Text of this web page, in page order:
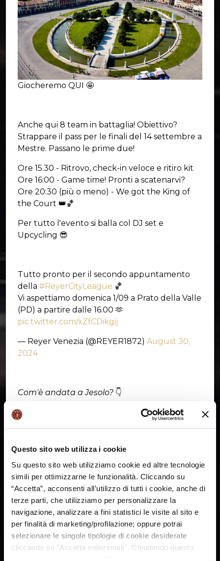
Questo sito web utilizza i cookie
Su questo sito web utilizziamo cookie ed altre tecnologie
simili per ottimizzarne le funzionalità. Cliccando su
“Accetta”, acconsenti all’utilizzo di tutti i cookie, anche di
terze parti, che utilizziamo per personalizzare la
navigazione, analizzare a fini statistici le visite al sito e
per finalità di marketing/profilazione; oppure potrai
selezionare le singole tipologie di cookie desiderate
cliccando su "Accetta selezionati". Chiudendo questo
Giocheremo QUI 🤩
Anche qui 8 team in battaglia! Obiettivo?
Strappare il pass per le finali del 14 settembre a
Mestre. Passano le prime due!
Ore 15.30 - Ritrovo, check-in veloce e ritiro kit
Ore 16:00 - Game time! Pronti a scatenarvi?
Ore 20:30 (più o meno) - We got the King of
the Court 👑🏀
Per tutto l'evento si balla col DJ set e
Upcycling 😎
Tutto pronto per il secondo appuntamento
della #ReyerCityLeague 🏀
Vi aspettiamo domenica 1/09 a Prato della Valle
(PD) a partire dalle 16.00 🫶
pic.twitter.com/xZfCDikgij
— Reyer Venezia (@REYER1872) August 30,
2024
Com'è andata a Jesolo? 👇
SHARE: